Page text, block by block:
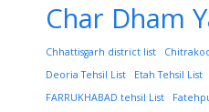
Char Dham
Chhattisgarh district list
Deoria Tehsil List
Etah Tehsil List
FARRUKHABAD tehsil List